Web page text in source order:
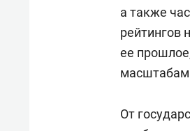
Член
советов
Член
а также
рейтингов
ее
масштабам
От